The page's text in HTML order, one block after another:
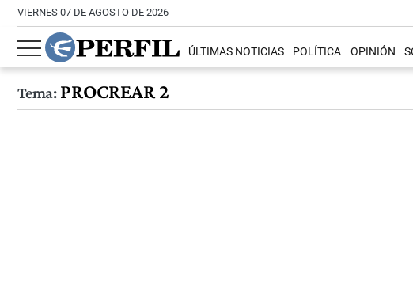
VIERNES 07 DE AGOSTO DE 2026
ÚLTIMAS NOTICIAS POLÍTICA OPINIÓN
Tema:PROCREAR 2